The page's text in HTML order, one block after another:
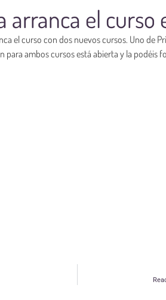
arranca el curso
el curso con dos nuevos cursos. Uno de
para ambos cursos está abierta y la podéis